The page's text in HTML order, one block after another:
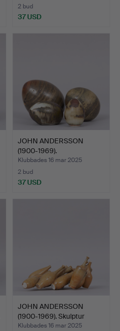
2 bud
37 USD
JOHN ANDERSSON
(1900-1969).
SKULPTURER, äg…
Klubbades 16 mar 2025
2 bud
37 USD
JOHN ANDERSSON
(1900-1969). Skulptur
"Pani…
Klubbades 16 mar 2025